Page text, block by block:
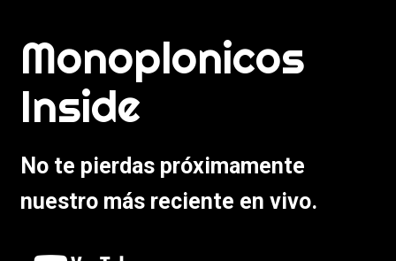
Monoplonicos
Inside
No te pierdas próximamente
nuestro más reciente en vivo.